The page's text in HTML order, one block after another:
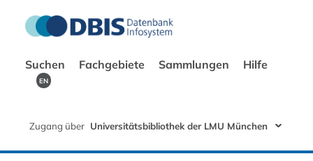
Suchen Fachgebiete Sammlungen Hilfe
EN
Zugang über Universitätsbibliothek der LMU München